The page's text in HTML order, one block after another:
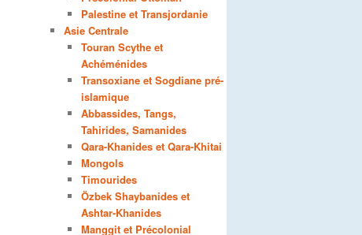
Palestine et Transjordanie
Asie Centrale
Touran Scythe et
Achéménides
Transoxiane et Sogdiane pré-
islamique
Abbassides, Tangs,
Tahirides, Samanides
Qara-Khanides et Qara-Khitai
Mongols
Timourides
Özbek Shaybanides et
Ashtar-Khanides
Manggit et Précolonial